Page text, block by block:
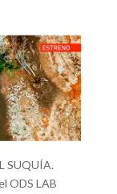
SUQUÍA.
ODS LAB